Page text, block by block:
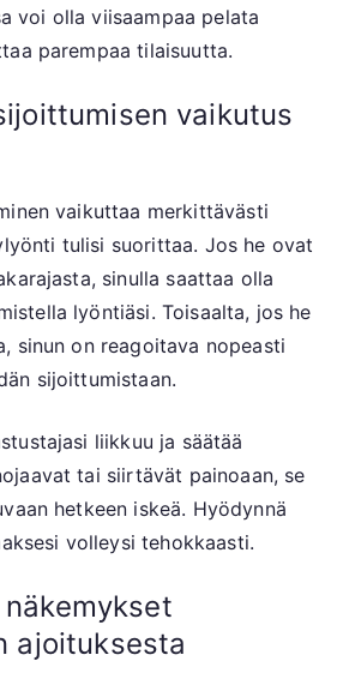
voi olla viisaampaa pelata
parempaa tilaisuutta.
vaikutus
vaikuttaa merkittävästi
tulisi suorittaa. Jos he ovat
sinulla saattaa olla
lyöntiäsi. Toisaalta, jos he
sinun on reagoitava nopeasti
sijoittumistaan.
liikkuu ja säätää
tai siirtävät painoaan, se
hetkeen iskeä. Hyödynnä
volleysi tehokkaasti.
ajoituksesta